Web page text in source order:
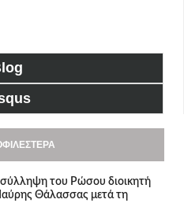
του Ρώσου διοικητή
Θάλασσας μετά τη